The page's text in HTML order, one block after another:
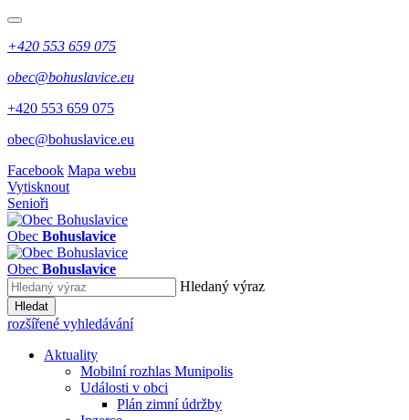
+420 553 659 075
obec@bohuslavice.eu
+420 553 659 075
obec@bohuslavice.eu
Facebook Mapa webu
Vytisknout
Senioři
Obec Bohuslavice
Obec Bohuslavice
Hledaný výraz
Hledat
rozšířené vyhledávání
Aktuality
Mobilní rozhlas Munipolis
Události v obci
Plán zimní údržby